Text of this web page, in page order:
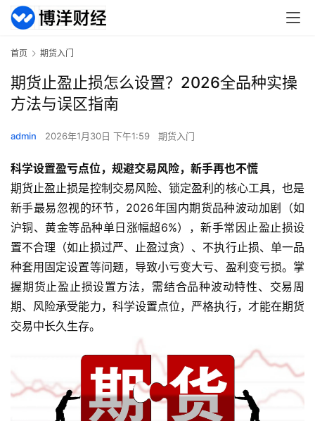
首页 期货入门
期货止盈止损怎么设置？2026全品种实操
方法与误区指南
admin 2026年1月30日 下午1:59 期货入门
科学设置盈亏点位，规避交易风险，新手再也不慌
期货止盈止损是控制交易风险、锁定盈利的核心工具，也是
新手最易忽视的环节，2026年国内期货品种波动加剧（如
沪铜、黄金等品种单日涨幅超6%），新手常因止盈止损设
置不合理（如止损过严、止盈过贪）、不执行止损、单一品
种套用固定设置等问题，导致小亏变大亏、盈利变亏损。掌
握期货止盈止损设置方法，需结合品种波动特性、交易周
期、风险承受能力，科学设置点位，严格执行，才能在期货
交易中长久生存。